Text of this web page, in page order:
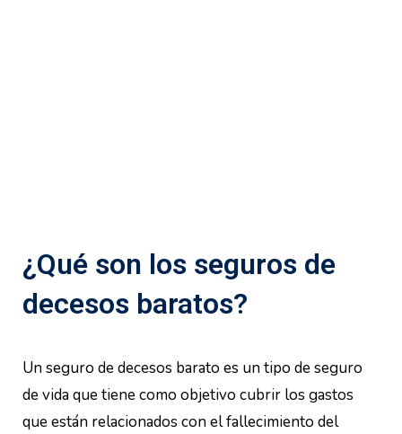
¿Qué son los seguros de
decesos baratos?
Un seguro de decesos barato es un tipo de seguro
de vida que tiene como objetivo cubrir los gastos
que están relacionados con el fallecimiento del